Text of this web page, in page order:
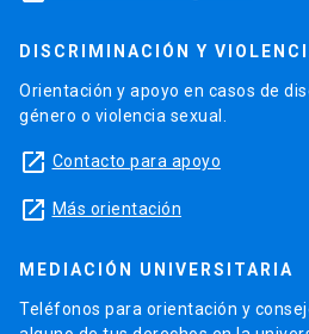
DISCRIMINACIÓN Y
Orientación y apoyo en casos de
género o violencia sexual.
launch Contacto para apoyo
launch Más orientación
MEDIACIÓN UNIVERSITARIA
Teléfonos para orientación y